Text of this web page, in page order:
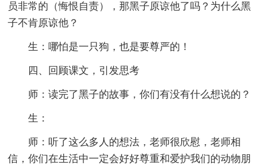
员非常的（悔恨自责），那黑子原谅他了吗？为什么黑
子不肯原谅他？
生：哪怕是一只狗，也是要尊严的！
四、回顾课文，引发思考
师：读完了黑子的故事，你们有没有什么想说的？
生：
师：听了这么多人的想法，老师很欣慰，老师相
信，你们在生活中一定会好好尊重和爱护我们的动物朋